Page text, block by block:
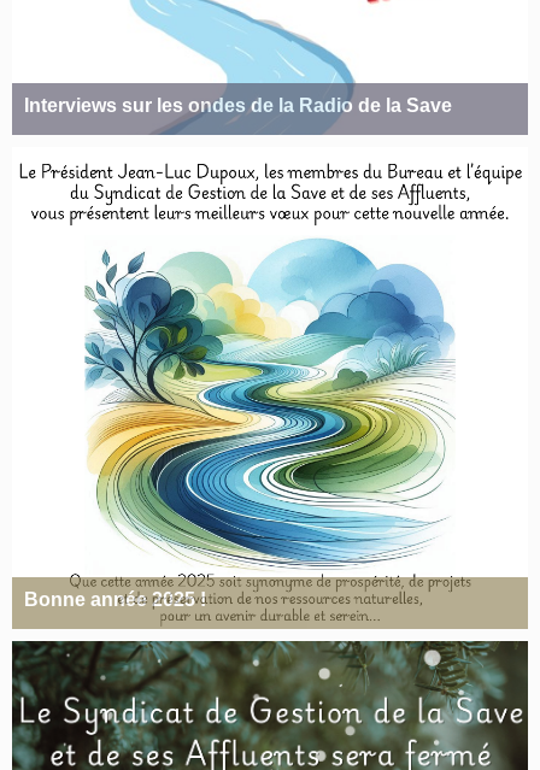
Interviews sur les ondes de la Radio de la Save
Bonne année 2025 !